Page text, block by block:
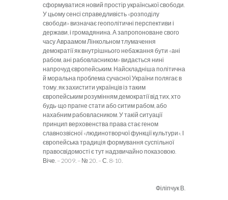
сформуватися новий простір української свободи.
У цьому сенсі справед­ливість «розподілу
свободи» визначає геополітичні перс­пективи і
держави, і громадянина. А запропоноване сво­го
часу Авраамом Лінкольном тлумачення
демократії як внутрішнього небажання бути «ані
рабом, ані рабовлас­ником» видається нині
напрочуд європейським. Найскладніша політична
й моральна проблема сучасної України полягає в
тому, як захистити українців із таким
європейським розумінням демократії від тих, хто
будь-що прагне стати або ситим рабом, або
нахабним рабо­власником. У такій ситуації
принцип верховенства права стає геном
славнозвісної «людинотворчої функції куль­тури». І
європейська традиція формування суспільної
правосвідомості є тут надзвичайно показовою
Віче. – 2009. – № 20. – С. 8-10.
Філіпчук В.